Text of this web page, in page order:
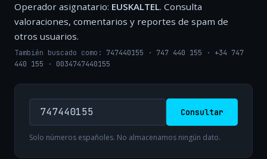
Operador asignatario: EUSKALTEL. Consulta
valoraciones, comentarios y reportes de spam de
otros usuarios.
También buscado como: 747440155 · 747 440 155 · +34 747
440 155 · 0034747440155
Consultar
Solo números españoles. No almacenamos ningún dato.